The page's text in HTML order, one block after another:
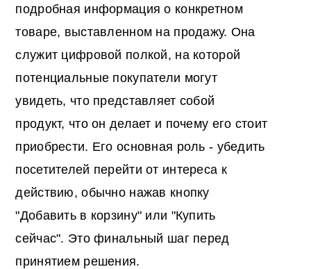
подробная информация о конкретном
товаре, выставленном на продажу. Она
служит цифровой полкой, на которой
потенциальные покупатели могут
увидеть, что представляет собой
продукт, что он делает и почему его стоит
приобрести. Его основная роль - убедить
посетителей перейти от интереса к
действию, обычно нажав кнопку
"Добавить в корзину" или "Купить
сейчас". Это финальный шаг перед
принятием решения.